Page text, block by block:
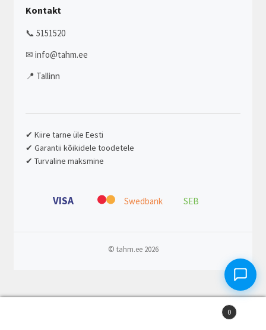
Kontakt
📞 5151520
✉ info@tahm.ee
📍 Tallinn
✔ Kiire tarne üle Eesti
✔ Garantii kõikidele toodetele
✔ Turvaline maksmine
VISA Swedbank SEB
© tahm.ee 2026
0